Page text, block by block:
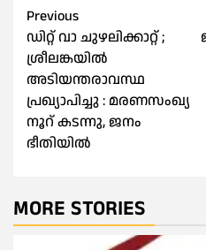
Post
navigation
Previous
ഡിറ്റ് വാ ചുഴലിക്കാറ്റ് ;
ശ്രീലങ്കയില്‍
അടിയന്തരാവസ്ഥ
പ്രഖ്യാപിച്ചു : മരണസംഖ്യ
നൂറ് കടന്നു, ജനം
ഭീതിയില്‍
MORE STORIES